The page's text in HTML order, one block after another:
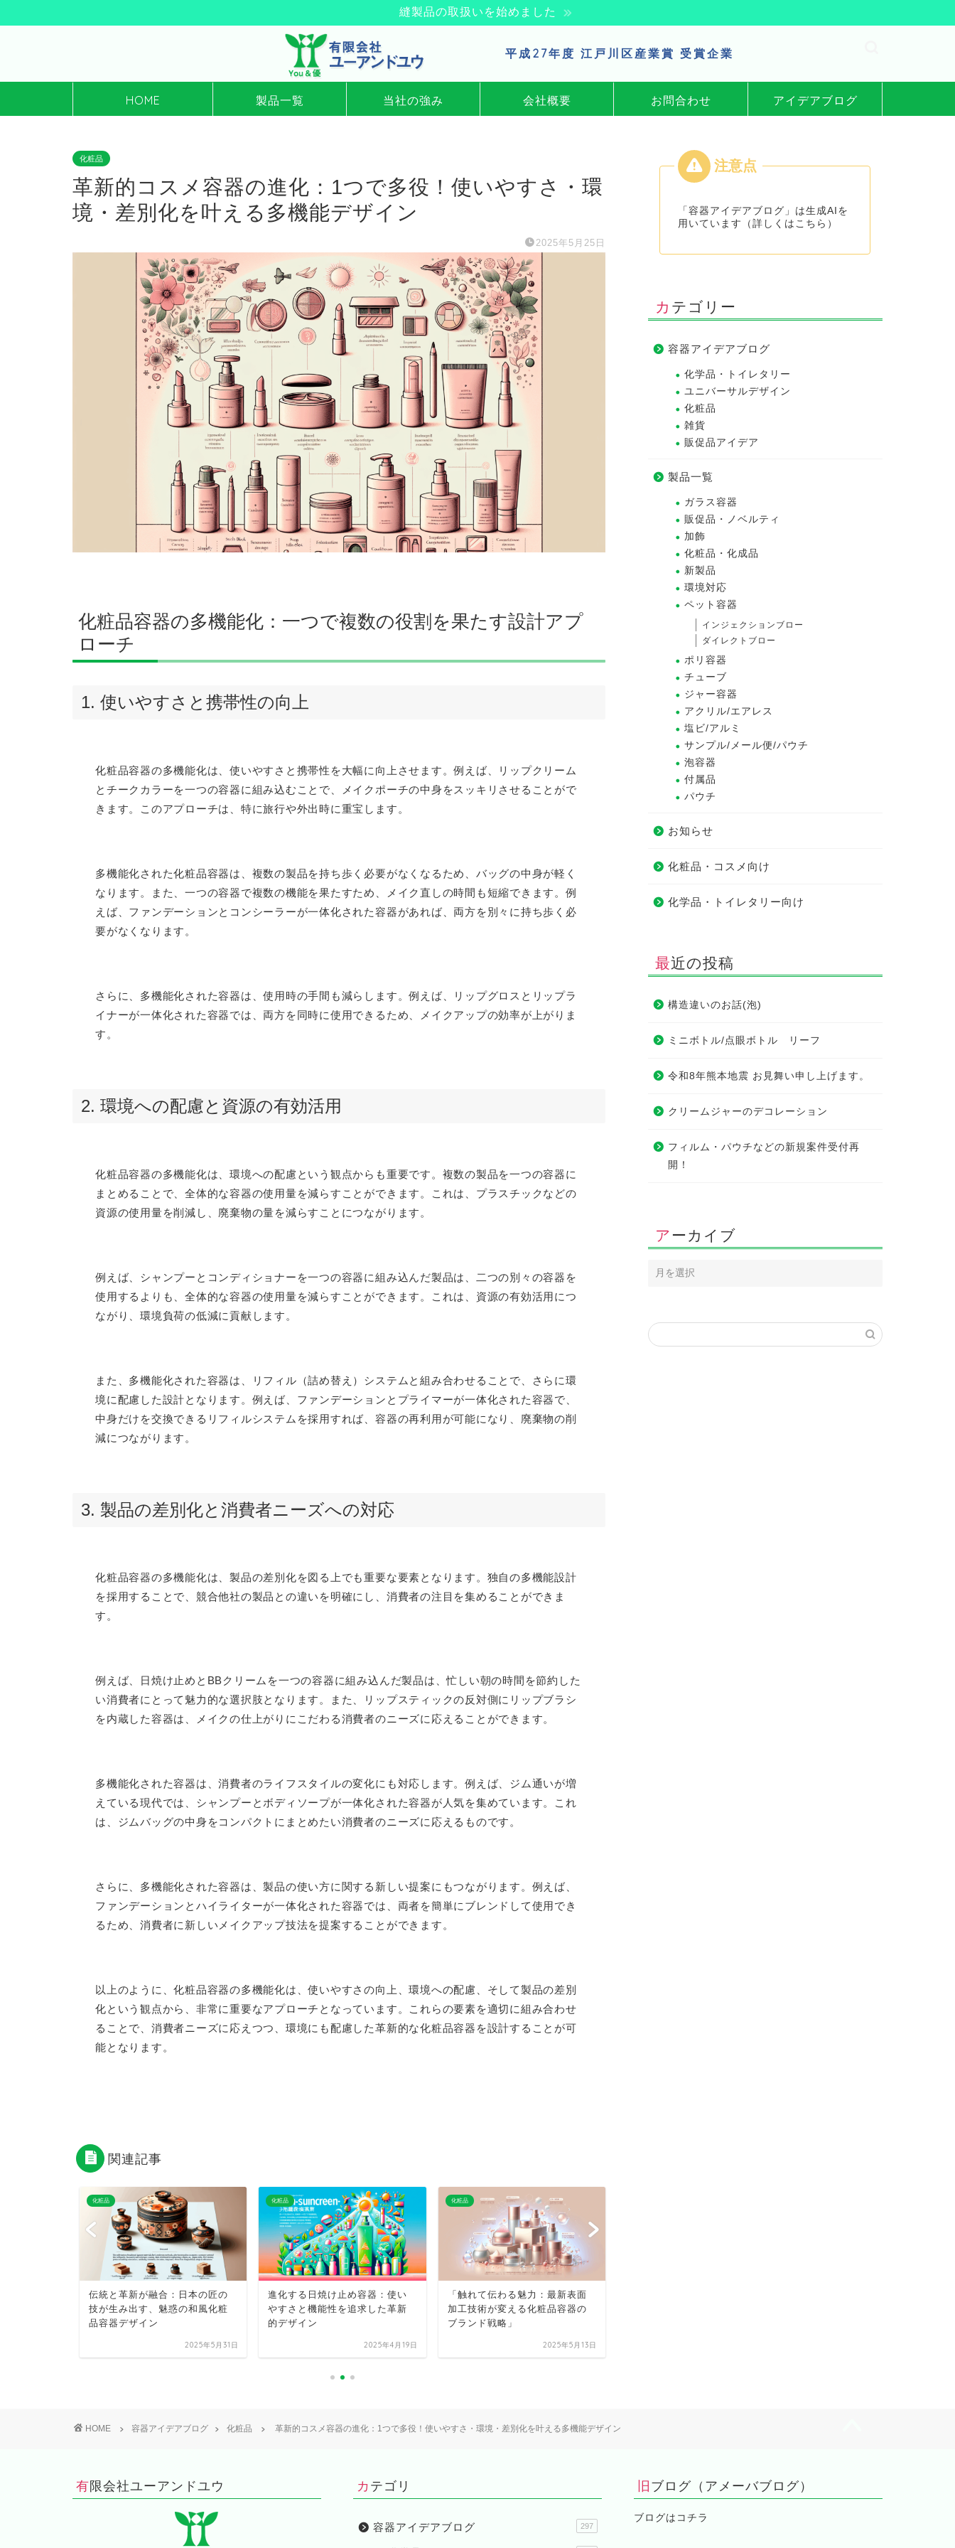
縫製品の取扱いを始めました
平成27年度 江戸川区産業賞 受賞企業
HOME 製品一覧 当社の強み 会社概要 お問合わせ アイデアブログ
化粧品
革新的コスメ容器の進化：1つで多役！使いやすさ・環
境・差別化を叶える多機能デザイン
2025年5月25日
化粧品容器の多機能化：一つで複数の役割を果たす設計アプ
ローチ
1. 使いやすさと携帯性の向上
化粧品容器の多機能化は、使いやすさと携帯性を大幅に向上させます。例えば、リップクリーム
とチークカラーを一つの容器に組み込むことで、メイクポーチの中身をスッキリさせることがで
きます。このアプローチは、特に旅行や外出時に重宝します。
多機能化された化粧品容器は、複数の製品を持ち歩く必要がなくなるため、バッグの中身が軽く
なります。また、一つの容器で複数の機能を果たすため、メイク直しの時間も短縮できます。例
えば、ファンデーションとコンシーラーが一体化された容器があれば、両方を別々に持ち歩く必
要がなくなります。
さらに、多機能化された容器は、使用時の手間も減らします。例えば、リップグロスとリップラ
イナーが一体化された容器では、両方を同時に使用できるため、メイクアップの効率が上がりま
す。
2. 環境への配慮と資源の有効活用
化粧品容器の多機能化は、環境への配慮という観点からも重要です。複数の製品を一つの容器に
まとめることで、全体的な容器の使用量を減らすことができます。これは、プラスチックなどの
資源の使用量を削減し、廃棄物の量を減らすことにつながります。
例えば、シャンプーとコンディショナーを一つの容器に組み込んだ製品は、二つの別々の容器を
使用するよりも、全体的な容器の使用量を減らすことができます。これは、資源の有効活用につ
ながり、環境負荷の低減に貢献します。
また、多機能化された容器は、リフィル（詰め替え）システムと組み合わせることで、さらに環
境に配慮した設計となります。例えば、ファンデーションとプライマーが一体化された容器で、
中身だけを交換できるリフィルシステムを採用すれば、容器の再利用が可能になり、廃棄物の削
減につながります。
3. 製品の差別化と消費者ニーズへの対応
化粧品容器の多機能化は、製品の差別化を図る上でも重要な要素となります。独自の多機能設計
を採用することで、競合他社の製品との違いを明確にし、消費者の注目を集めることができま
す。
例えば、日焼け止めとBBクリームを一つの容器に組み込んだ製品は、忙しい朝の時間を節約した
い消費者にとって魅力的な選択肢となります。また、リップスティックの反対側にリップブラシ
を内蔵した容器は、メイクの仕上がりにこだわる消費者のニーズに応えることができます。
多機能化された容器は、消費者のライフスタイルの変化にも対応します。例えば、ジム通いが増
えている現代では、シャンプーとボディソープが一体化された容器が人気を集めています。これ
は、ジムバッグの中身をコンパクトにまとめたい消費者のニーズに応えるものです。
さらに、多機能化された容器は、製品の使い方に関する新しい提案にもつながります。例えば、
ファンデーションとハイライターが一体化された容器では、両者を簡単にブレンドして使用でき
るため、消費者に新しいメイクアップ技法を提案することができます。
以上のように、化粧品容器の多機能化は、使いやすさの向上、環境への配慮、そして製品の差別
化という観点から、非常に重要なアプローチとなっています。これらの要素を適切に組み合わせ
ることで、消費者ニーズに応えつつ、環境にも配慮した革新的な化粧品容器を設計することが可
能となります。
関連記事
化粧品
伝統と革新が融合：日本の匠の
技が生み出す、魅惑の和風化粧
品容器デザイン
2025年5月31日
化粧品
進化する日焼け止め容器：使い
やすさと機能性を追求した革新
的デザイン
2025年4月19日
化粧品
「触れて伝わる魅力：最新表面
加工技術が変える化粧品容器の
ブランド戦略」
2025年5月13日
「容器アイデアブログ」は生成AIを
用いています（詳しくはこちら）
カテゴリー
容器アイデアブログ
化学品・トイレタリー
ユニバーサルデザイン
化粧品
雑貨
販促品アイデア
製品一覧
ガラス容器
販促品・ノベルティ
加飾
化粧品・化成品
新製品
環境対応
ペット容器
インジェクションブロー
ダイレクトブロー
ポリ容器
チューブ
ジャー容器
アクリル/エアレス
塩ビ/アルミ
サンプル/メール便/パウチ
泡容器
付属品
パウチ
お知らせ
化粧品・コスメ向け
化学品・トイレタリー向け
最近の投稿
構造違いのお話(泡)
ミニボトル/点眼ボトル リーフ
令和8年熊本地震 お見舞い申し上げます。
クリームジャーのデコレーション
フィルム・パウチなどの新規案件受付再
開！
アーカイブ
HOME 容器アイデアブログ 化粧品 革新的コスメ容器の進化：1つで多役！使いやすさ・環境・差別化を叶える多機能デザイン
有限会社ユーアンドユウ カテゴリ
容器アイデアブログ 297
旧ブログ（アメーバブログ）
ブログはコチラ